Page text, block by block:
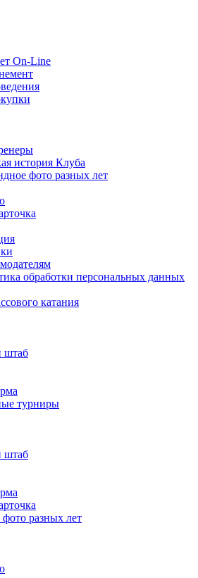
On-Line
история Клуба
фото разных лет
обработки персональных данных
катания
штаб
турниры
штаб
разных лет